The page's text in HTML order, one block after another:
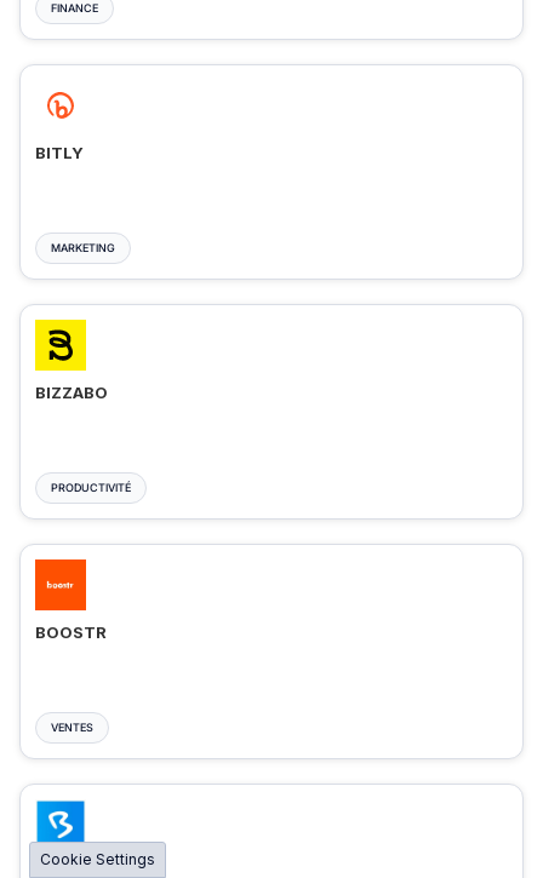
FINANCE
BITLY
MARKETING
BIZZABO
PRODUCTIVITÉ
BOOSTR
VENTES
BIGMARKER
Cookie Settings